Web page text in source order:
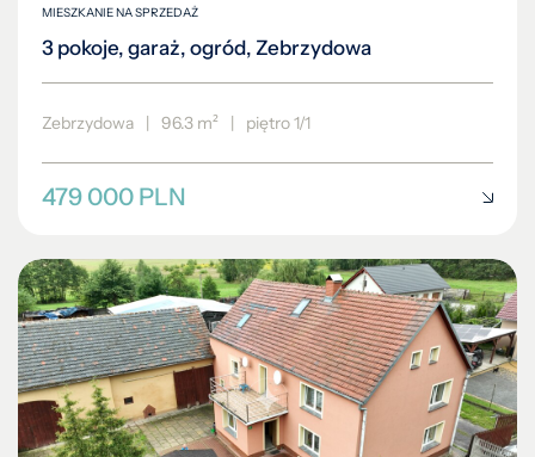
MIESZKANIE NA SPRZEDAŻ
3 pokoje, garaż, ogród, Zebrzydowa
Zebrzydowa | 96.3 m² | piętro 1/1
479 000 PLN